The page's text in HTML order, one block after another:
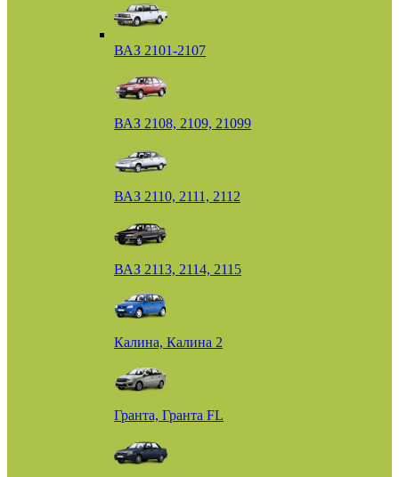
ВАЗ 2101-2107
ВАЗ 2108, 2109, 21099
ВАЗ 2110, 2111, 2112
ВАЗ 2113, 2114, 2115
Калина, Калина 2
Гранта, Гранта FL